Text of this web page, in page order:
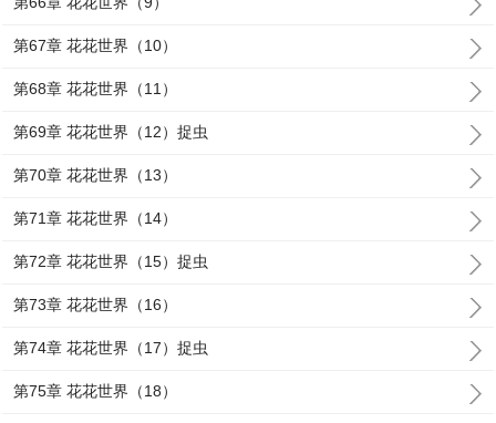
第67章 花花世界（10）
第68章 花花世界（11）
第69章 花花世界（12）捉虫
第70章 花花世界（13）
第71章 花花世界（14）
第72章 花花世界（15）捉虫
第73章 花花世界（16）
第74章 花花世界（17）捉虫
第75章 花花世界（18）